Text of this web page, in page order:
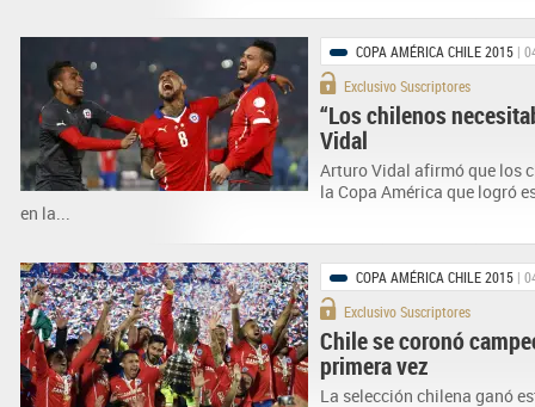
COPA AMÉRICA CHILE 2015 |
Exclusivo Suscriptores
“Los chilenos
Vidal
Arturo Vidal afirmó que los
la Copa América que logró
en la...
COPA AMÉRICA CHILE 2015 |
Exclusivo Suscriptores
Chile se coronó
primera vez
La selección chilena ganó